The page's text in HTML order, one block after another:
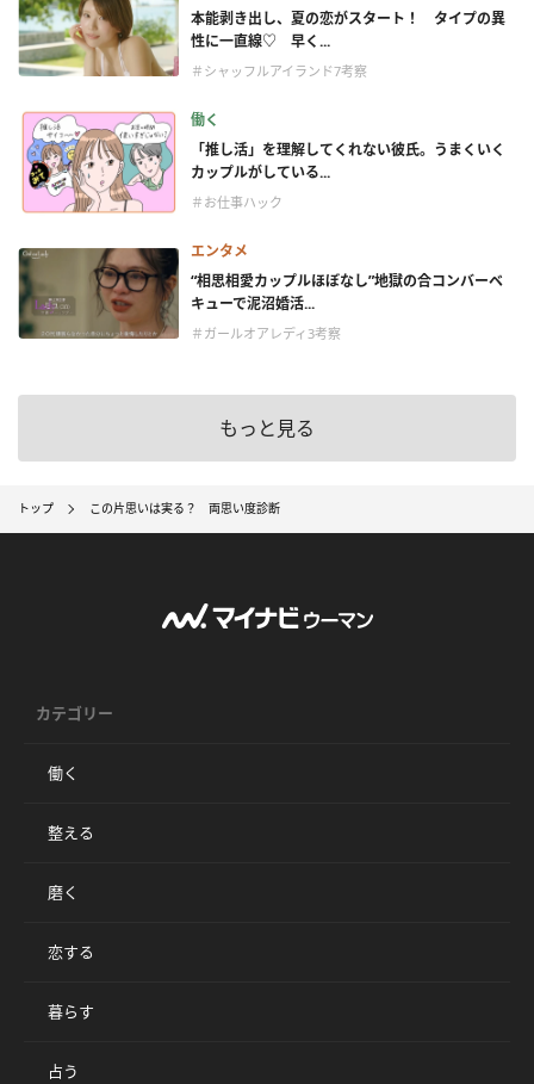
本能剥き出し、夏の恋がスタート！ タイプの異
性に一直線♡ 早く...
＃シャッフルアイランド7考察
働く
「推し活」を理解してくれない彼氏。うまくいく
カップルがしている...
＃お仕事ハック
エンタメ
“相思相愛カップルほぼなし”地獄の合コンバーベ
キューで泥沼婚活...
＃ガールオアレディ3考察
もっと見る
トップ この片思いは実る？ 両思い度診断
カテゴリー
働く
整える
磨く
恋する
暮らす
占う